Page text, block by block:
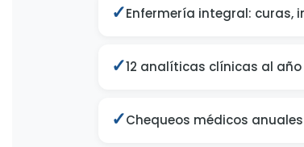
✓Enfermería integral: curas,
✓12 analíticas clínicas al
✓Chequeos médicos